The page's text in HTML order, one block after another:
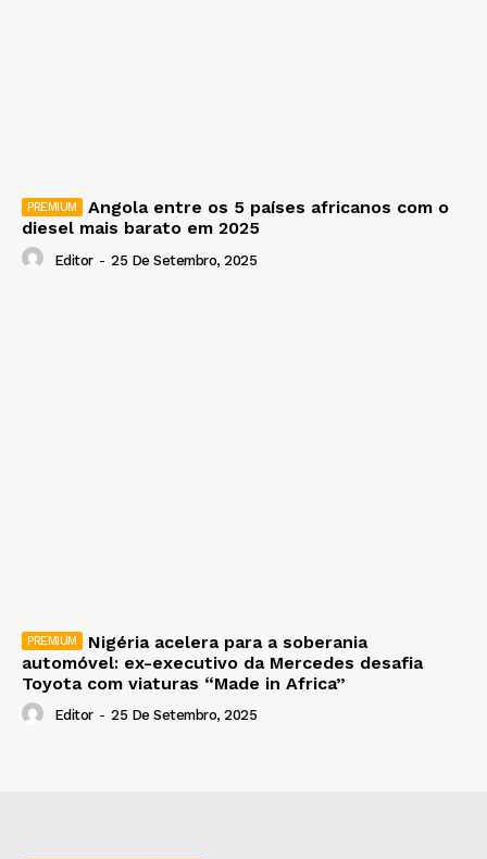
Angola entre os 5 países africanos com o
diesel mais barato em 2025
Editor - 25 De Setembro, 2025
Nigéria acelera para a soberania
automóvel: ex-executivo da Mercedes desafia
Toyota com viaturas “Made in Africa”
Editor - 25 De Setembro, 2025